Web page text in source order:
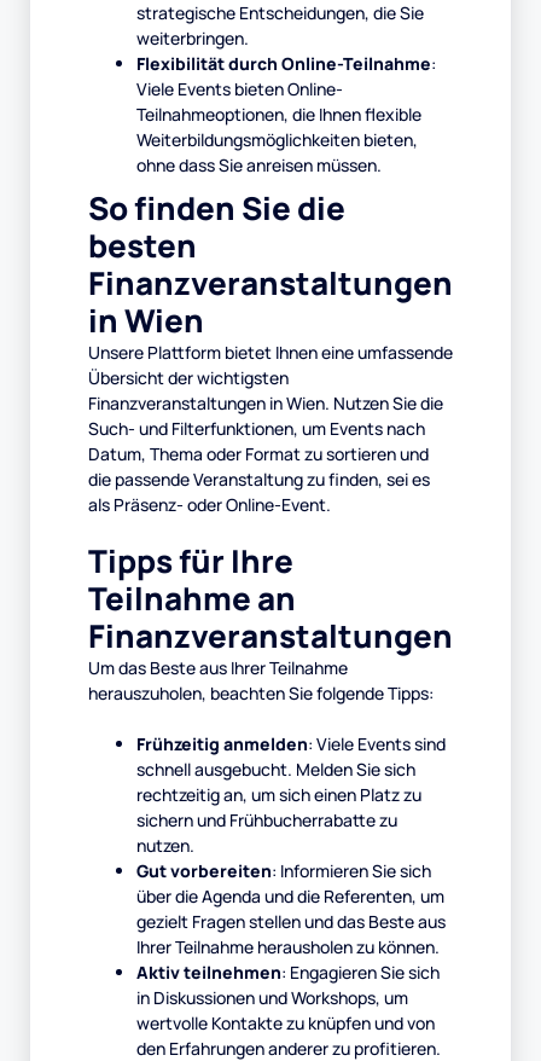
strategische Entscheidungen, die Sie
weiterbringen.
Flexibilität durch Online-Teilnahme:
Viele Events bieten Online-
Teilnahmeoptionen, die Ihnen flexible
Weiterbildungsmöglichkeiten bieten,
ohne dass Sie anreisen müssen.
So finden Sie die
besten
Finanzveranstaltungen
in Wien
Unsere Plattform bietet Ihnen eine umfassende
Übersicht der wichtigsten
Finanzveranstaltungen in Wien. Nutzen Sie die
Such- und Filterfunktionen, um Events nach
Datum, Thema oder Format zu sortieren und
die passende Veranstaltung zu finden, sei es
als Präsenz- oder Online-Event.
Tipps für Ihre
Teilnahme an
Finanzveranstaltungen
Um das Beste aus Ihrer Teilnahme
herauszuholen, beachten Sie folgende Tipps:
Frühzeitig anmelden: Viele Events sind
schnell ausgebucht. Melden Sie sich
rechtzeitig an, um sich einen Platz zu
sichern und Frühbucherrabatte zu
nutzen.
Gut vorbereiten: Informieren Sie sich
über die Agenda und die Referenten, um
gezielt Fragen stellen und das Beste aus
Ihrer Teilnahme herausholen zu können.
Aktiv teilnehmen: Engagieren Sie sich
in Diskussionen und Workshops, um
wertvolle Kontakte zu knüpfen und von
den Erfahrungen anderer zu profitieren.